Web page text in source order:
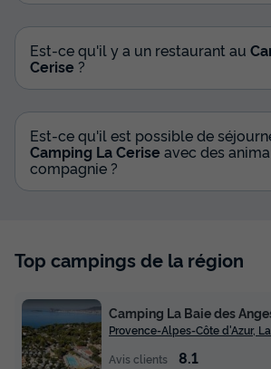
Est-ce qu'il y a un restaurant au
Cerise ?
Est-ce qu'il est possible de
Camping La Cerise avec des
compagnie ?
Top campings de la région
Camping La Baie des
Provence-Alpes-Côte d'Azur,
Avis clients
8.1